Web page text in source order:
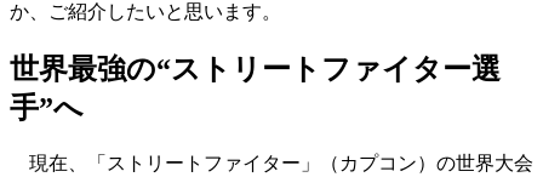
か、ご紹介したいと思います。
世界最強の“ストリートファイター選
手”へ
現在、「ストリートファイター」（カプコン）の世界大会